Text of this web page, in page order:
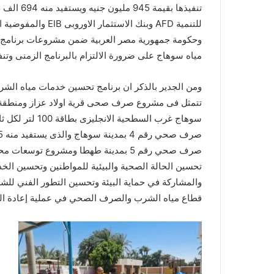
وحكومة جمهورية مصر العربية ضمن مشروعات
مياه سوهاج على ضرورة الالتزام بالبرنامج الزمنى
تحسين الحالة الصحية والبيئية للمواطنين
والمشاركة في حماية البيئة وتحسين التطور الفني
قطاع مياه الشرب والصرف الصحي في عملية إعادة